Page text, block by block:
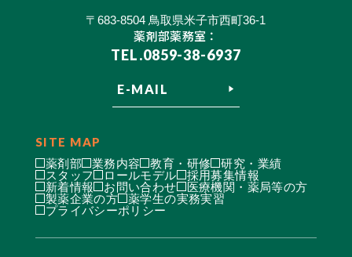
〒683-8504 鳥取県米子市西町36-1
薬剤部薬務室：
TEL.0859-38-6937
E-MAIL
SITE MAP
薬剤部 業務内容 教育・研修
研究・業績
スタッフ
ロールモデル
採用募集情報
新着情報
お問い合わせ
医療機関・薬局等の方
製薬企業の方
薬学生の実務実習
プライバシーポリシー